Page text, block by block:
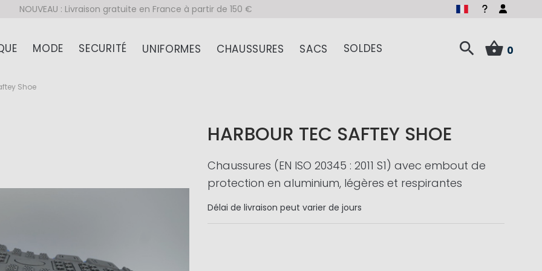
NOUVEAU : Livraison gratuite en France à partir de 150 €
MODE SECURITÉ UNIFORMES CHAUSSURES SACS SOLDES 0
Shoe
HARBOUR TEC SAFTEY SHOE
Chaussures (EN ISO 20345 : 2011 S1) avec embout de
protection en aluminium, légères et respirantes
Délai de livraison peut varier de jours